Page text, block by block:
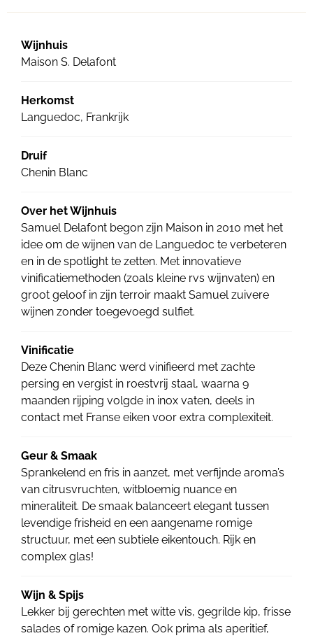
Wijnhuis
Maison S. Delafont
Herkomst
Languedoc, Frankrijk
Druif
Chenin Blanc
Over het Wijnhuis
Samuel Delafont begon zijn Maison in 2010 met het
idee om de wijnen van de Languedoc te verbeteren
en in de spotlight te zetten. Met innovatieve
vinificatiemethoden (zoals kleine rvs wijnvaten) en
groot geloof in zijn terroir maakt Samuel zuivere
wijnen zonder toegevoegd sulfiet.
Vinificatie
Deze Chenin Blanc werd vinifieerd met zachte
persing en vergist in roestvrij staal, waarna 9
maanden rijping volgde in inox vaten, deels in
contact met Franse eiken voor extra complexiteit.
Geur & Smaak
Sprankelend en fris in aanzet, met verfijnde aroma’s
van citrusvruchten, witbloemig nuance en
mineraliteit. De smaak balanceert elegant tussen
levendige frisheid en een aangename romige
structuur, met een subtiele eikentouch. Rijk en
complex glas!
Wijn & Spijs
Lekker bij gerechten met witte vis, gegrilde kip, frisse
salades of romige kazen. Ook prima als aperitief,